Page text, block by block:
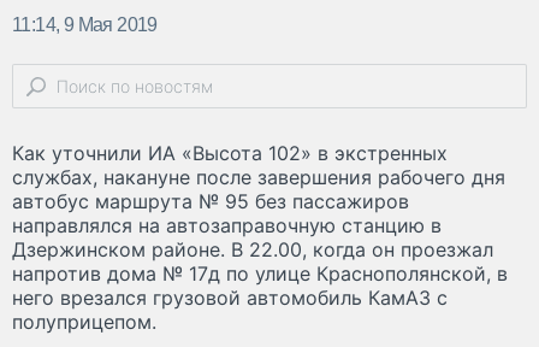
11:14, 9 Мая 2019
Как уточнили ИА «Высота 102» в экстренных
службах, накануне после завершения рабочего дня
автобус маршрута № 95 без пассажиров
направлялся на автозаправочную станцию в
Дзержинском районе. В 22.00, когда он проезжал
напротив дома № 17д по улице Краснополянской, в
него врезался грузовой автомобиль КамАЗ с
полуприцепом.